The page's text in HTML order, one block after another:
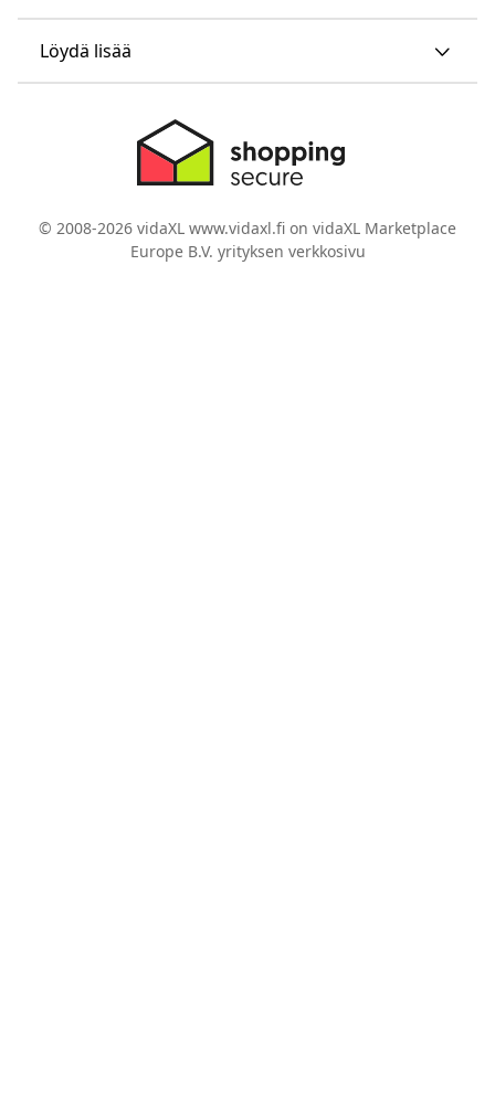
Löydä lisää
© 2008-2026 vidaXL www.vidaxl.fi on vidaXL Marketplace
Europe B.V. yrityksen verkkosivu